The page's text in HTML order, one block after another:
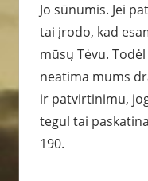
Jo sūnumis. Jei
tai įrodo, kad
mūsų Tėvu.
neatima mums
ir patvirtinimu,
tegul tai
190.